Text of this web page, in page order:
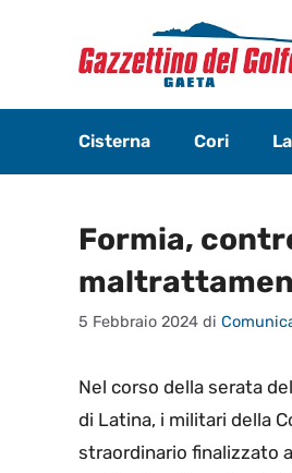
contenuto
Cisterna Cori
Formia,
5 Febbraio 2024 di
Nel corso della serata
di Latina, i militari della
straordinario finalizzato